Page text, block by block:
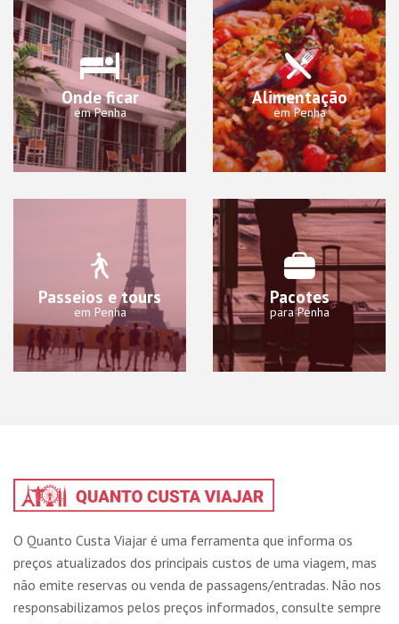
Onde ficar
em Penha
Alimentação
em Penha
Passeios e tours
em Penha
Pacotes
para Penha
O Quanto Custa Viajar é uma ferramenta que informa os
preços atualizados dos principais custos de uma viagem, mas
não emite reservas ou venda de passagens/entradas. Não nos
responsabilizamos pelos preços informados, consulte sempre